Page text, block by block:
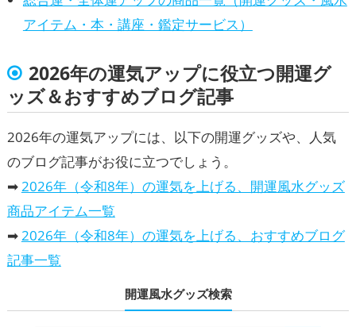
アイテム・本・講座・鑑定サービス）
2026年の運気アップに役立つ開運グ
ッズ＆おすすめブログ記事
2026年の運気アップには、以下の開運グッズや、人気
のブログ記事がお役に立つでしょう。
➡2026年（令和8年）の運気を上げる、開運風水グッズ
商品アイテム一覧
➡2026年（令和8年）の運気を上げる、おすすめブログ
記事一覧
開運風水グッズ検索